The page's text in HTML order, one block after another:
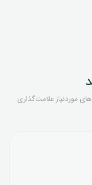
موردنیاز علامت‌گذاری